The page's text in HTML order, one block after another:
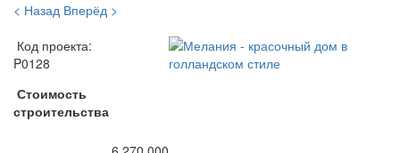
< Назад Вперёд >
Код проекта:
P0128
Стоимость
строительства